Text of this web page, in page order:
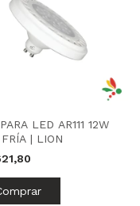
LED AR111 12W
| LION